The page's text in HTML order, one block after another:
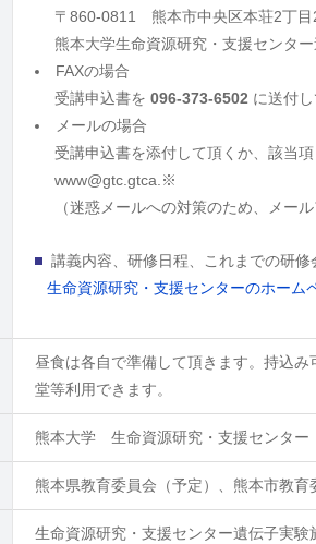
〒860-0811 熊本市中央区本荘2丁目
熊本大学生命資源研究・支援センタ
FAXの場合
受講申込書を096-373-6502 に送付し
メールの場合
受講申込書を添付して頂くか、該当項
www@gtc.gtca.※
（迷惑メールへの対策のため、メー
講義内容、研修日程、これまでの研修
生命資源研究・支援センターのホーム
昼食は各自で準備して頂きます。持込
堂等利用できます。
熊本大学 生命資源研究・支援センタ
熊本県教育委員会（予定）、熊本市教育
生命資源研究・支援センター遺伝子実験